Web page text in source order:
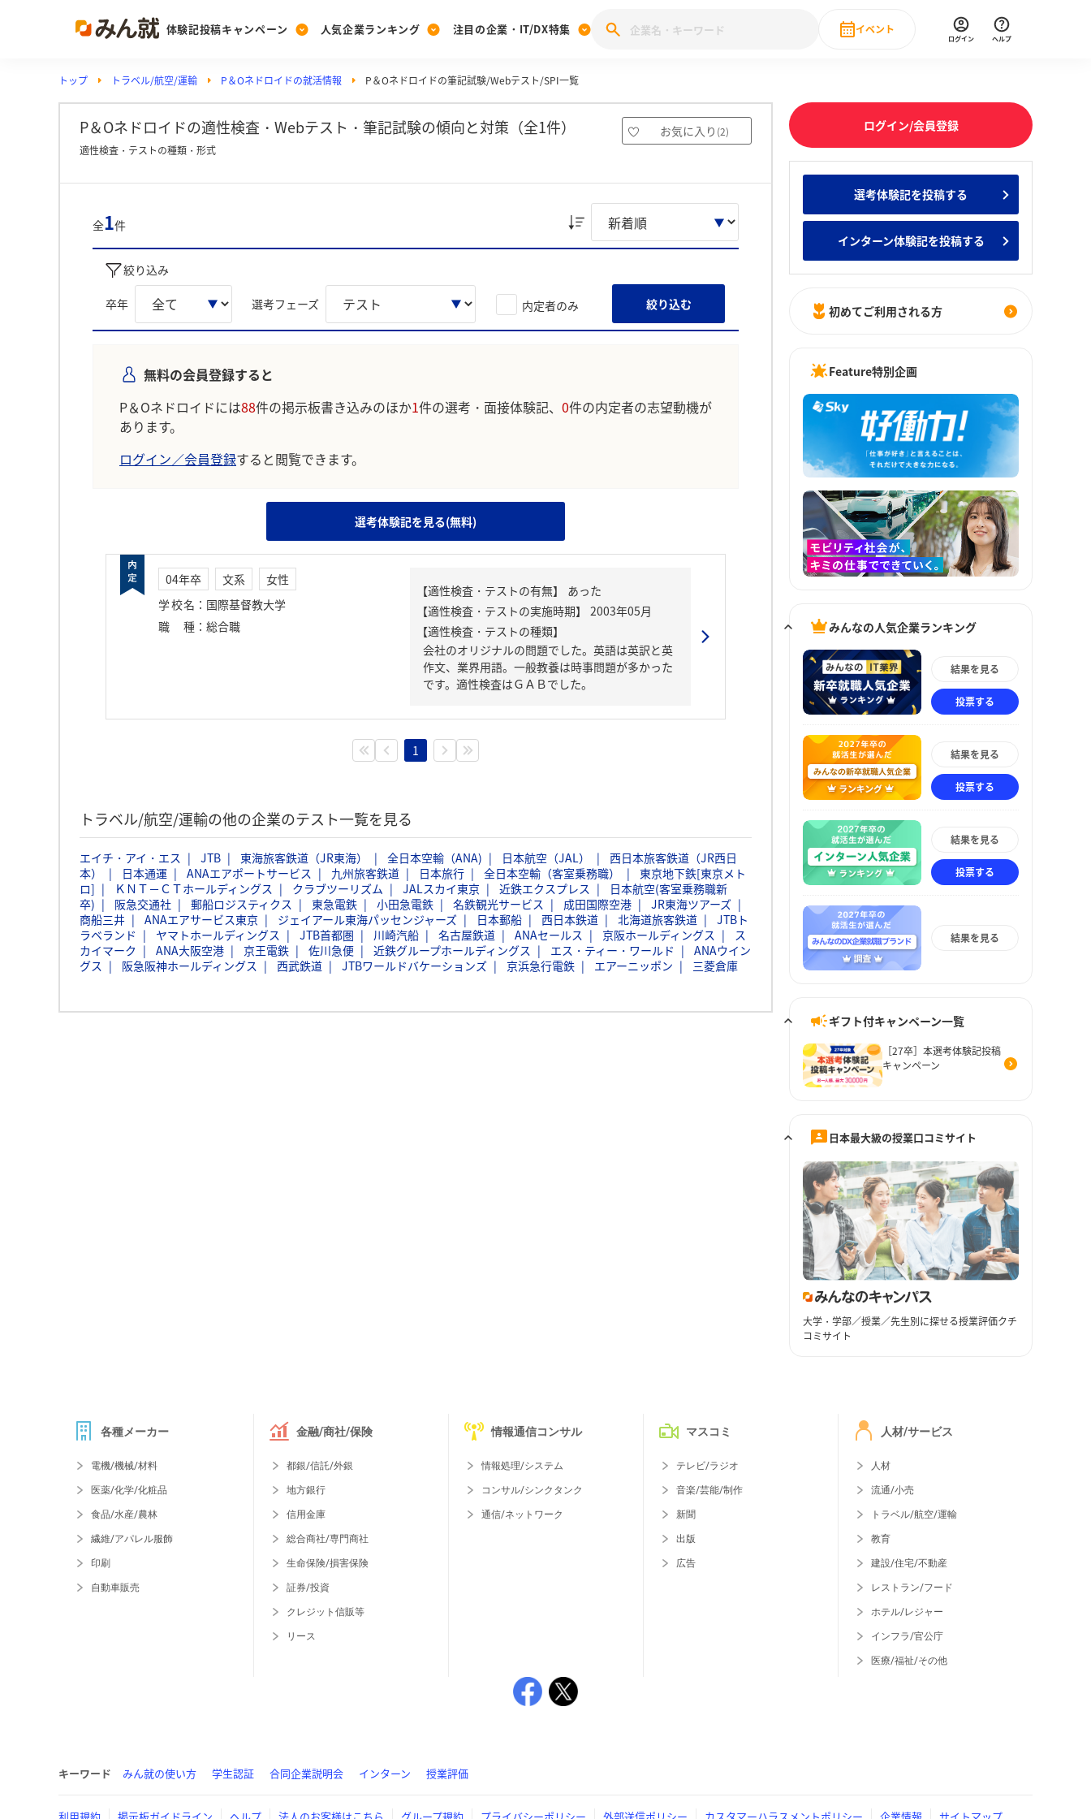
体験記投稿キャンペーン
Post
投稿する
[27卒] 本選考体験記投稿キャンペーン
人気企業ランキング
Ranking
ランキングを見る
みんなのDX企業就職ブランド調査
Vote みんなの新卒就職人気企業ランキング みんなのインターン人気企業ランキ
注目の企業・IT/DX特集
PickUp
注目の企業特集
注目の企業特集
28卒 IT・DX現場社員インタビュー
イベント
直近のイベント一覧
ログイン ヘルプ
トップ トラベル/航空/運輸 P＆Oネドロイドの就活情報 P＆Oネドロイドの筆記試験/Webテスト/SPI一覧
P＆Oネドロイドの適性検査・Webテスト・筆記試験の傾向と対策（全1件） お気に入り (2)
適性検査・テストの種類・形式
全1件
絞り込み
卒年 選考フェーズ 内定者のみ 絞り込む
無料の会員登録すると
P＆Oネドロイドには88件の掲示板書き込みのほか1件の選考・面接体験記、 0件の内定者の志望動機が
あります。
ログイン／会員登録すると閲覧できます。
選考体験記を見る(無料)
04年卒 文系
女性
学校名 ： 国際基督教大学
職種 ： 総合職
【適性検査・テストの種類】
会社のオリジナルの問題でした。英語は英訳と英
作文、業界用語。一般教養は時事問題が多かった
です。適性検査はＧＡＢでした。
1
トラベル/航空/運輸の他の企業のテスト一覧を見る
エイチ・アイ・エス JTB 東海旅客鉄道（JR東海） 全日本空輸（ANA) 日本航空（JAL）
西日本旅客鉄道（JR西日
本）
日本通運 ANAエアポートサービス 九州旅客鉄道 日本旅行 全日本空輸（客室乗務職）
東京地下鉄[東京メト
ロ]
ＫＮＴ－ＣＴホールディングス クラブツーリズム JALスカイ東京 近鉄エクスプレス
日本航空(客室乗務職新
卒)
阪急交通社 郵船ロジスティクス 東急電鉄 小田急電鉄 名鉄観光サービス 成田国際空港
JR東海ツアーズ
商船三井
ANAエアサービス東京 ジェイアール東海パッセンジャーズ 日本郵船 西日本鉄道 北海道旅客鉄道
JTBト
ラベランド
ヤマトホールディングス JTB首都圏 川崎汽船 名古屋鉄道 ANAセールス 京阪ホールディングス
ス
カイマーク
ANA大阪空港 京王電鉄 佐川急便 近鉄グループホールディングス エス・ティー・ワールド
ANAウイン
グス
阪急阪神ホールディングス 西武鉄道 JTBワールドバケーションズ 京浜急行電鉄 エアーニッポン 三菱倉庫
ログイン/会員登録
選考体験記を投稿する
インターン体験記を投稿する
初めてご利用される方
Feature特別企画
みんなの人気企業ランキング
結果を見る
投票する
結果を見る
投票する
結果を見る
投票する
結果を見る
ギフト付キャンペーン一覧
［27卒］本選考体験記投稿
キャンペーン
日本最大級の授業口コミサイト
大学・学部／授業／先生別に探せる授業評価クチ
コミサイト
各種メーカー
電機/機械/材料
医薬/化学/化粧品
食品/水産/農林
繊維/アパレル服飾
印刷
自動車販売
金融/商社/保険
都銀/信託/外銀
地方銀行
信用金庫
総合商社/専門商社
生命保険/損害保険
証券/投資
クレジット信販等
リース
情報通信コンサル
情報処理/システム
コンサル/シンクタンク
通信/ネットワーク
マスコミ
テレビ/ラジオ
音楽/芸能/制作
新聞
出版
広告
人材/サービス
人材
流通/小売
トラベル/航空/運輸
教育
建設/住宅/不動産
レストラン/フード
ホテル/レジャー
インフラ/官公庁
医療/福祉/その他
キーワード みん就の使い方 学生認証 合同企業説明会 インターン 授業評価